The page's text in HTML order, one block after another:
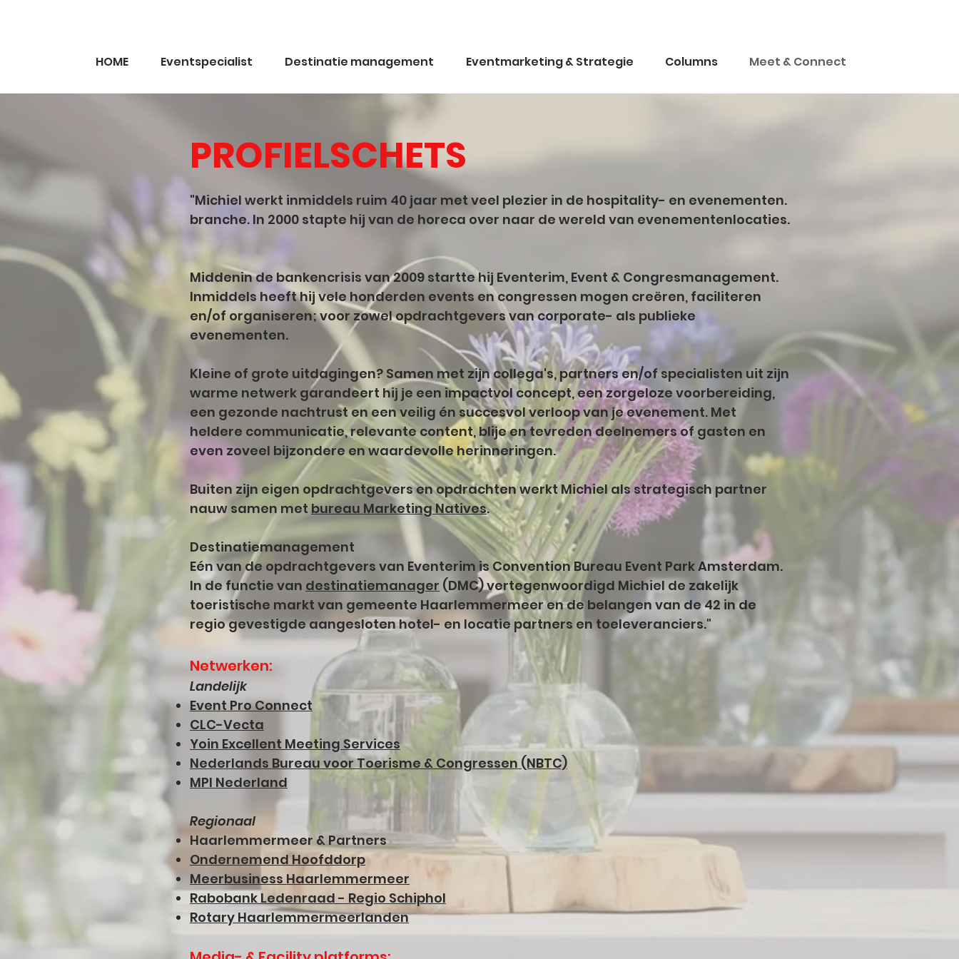
HOME Eventspecialist Destinatie management Eventmarketing & Strategie Columns Meet & Connect
PROFIELSCHETS
"Michiel werkt inmiddels ruim 40 jaar met veel plezier in de hospitality- en evenementen.
branche. In 2000 stapte hij van de horeca over naar de wereld van evenementenlocaties.
Middenin de bankencrisis van 2009 startte hij Eventerim, Event & Congresmanagement.
Inmiddels heeft hij vele honderden events en congressen mogen creëren, faciliteren
en/of organiseren; voor zowel opdrachtgevers van corporate- als publieke
evenementen.
Kleine of grote uitdagingen? Samen met zijn collega's, partners en/of specialisten uit zijn
warme netwerk garandeert hij je een impactvol concept, een zorgeloze voorbereiding,
een gezonde nachtrust en een veilig én succesvol verloop van je evenement. Met
heldere communicatie, relevante content, blije en tevreden deelnemers of gasten en
even zoveel bijzondere en waardevolle herinneringen.
Buiten zijn eigen opdrachtgevers en opdrachten werkt Michiel als strategisch partner
nauw samen met bureau Marketing Natives. ​​
Destinatiemanagement
Eén van de opdrachtgevers van Eventerim is Convention Bureau Event Park Amsterdam.
In de functie van destinatiemanager (DMC) vertegenwoordigd Michiel de zakelijk
toeristische markt van gemeente Haarlemmermeer en de belangen van de 42 in de
regio gevestigde aangesloten hotel- en locatie partners en toeleveranciers."
Netwerken:
Landelijk
Event Pro Connect
CLC-Vecta
Yoin Excellent Meeting Services
Nederlands Bureau voor Toerisme & Congressen (NBTC)
MPI Nederland
Regionaal
Haarlemmermeer & Partners
Ondernemend Hoofddorp
Meerbusiness Haarlemmermeer
Rabobank Ledenraad - Regio Schiphol
Rotary Haarlemmermeerlanden